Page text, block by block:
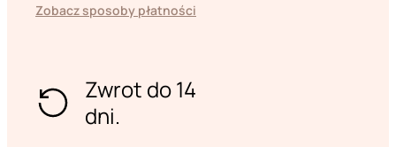
Zobacz sposoby płatności
Zwrot do 14
dni.